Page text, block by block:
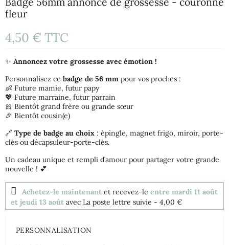
fleur
4,50 € TTC
✨ Annoncez votre grossesse avec émotion !
Personnalisez ce badge de 56 mm pour vos proches :
👶 Future mamie, futur papy
💖 Future marraine, futur parrain
🎀 Bientôt grand frère ou grande sœur
🎉 Bientôt cousin(e)
🔗 Type de badge au choix : épingle, magnet frigo, miroir, porte-
clés ou décapsuleur-porte-clés.
Un cadeau unique et rempli d’amour pour partager votre grande
nouvelle ! 💕
Achetez-le maintenant et recevez-le entre mardi 11 août
et jeudi 13 août avec La poste lettre suivie - 4,00 €
PERSONNALISATION